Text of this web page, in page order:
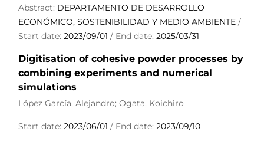
Abstract: DEPARTAMENTO DE DESARROLLO
ECONÓMICO, SOSTENIBILIDAD Y MEDIO AMBIENTE /
Start date: 2023/09/01 / End date: 2025/03/31
Digitisation of cohesive powder processes by
combining experiments and numerical
simulations
López García, Alejandro; Ogata, Koichiro
Start date: 2023/06/01 / End date: 2023/09/10